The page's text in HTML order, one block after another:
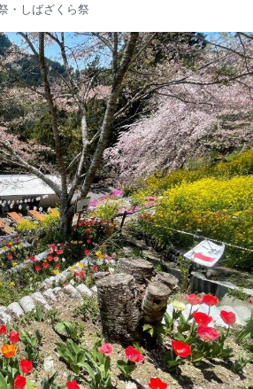
・しばざくら祭